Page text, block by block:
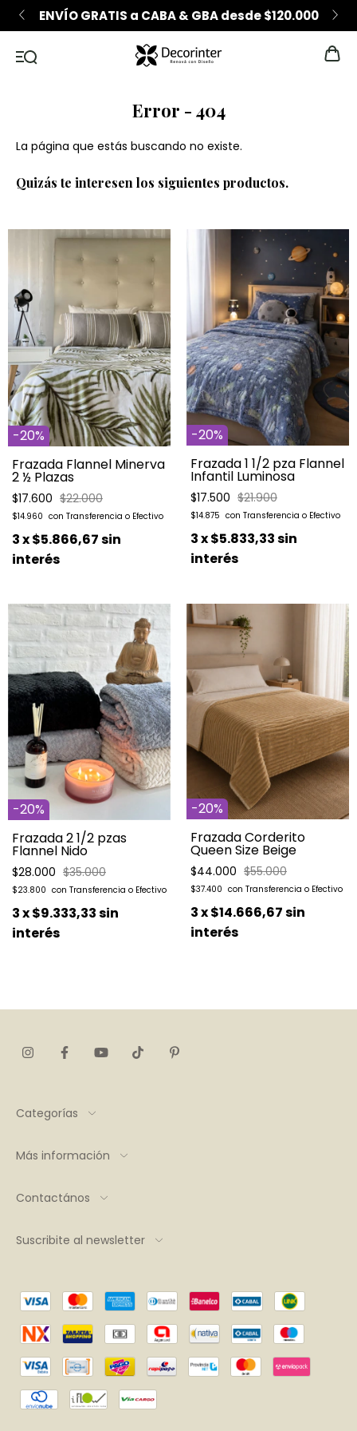
ENVÍO GRATIS a CABA & GBA desde $120.000
Error - 404
La página que estás buscando no existe.
Quizás te interesen los siguientes productos.
-20%
Frazada Flannel Minerva
2 ½ Plazas
$17.600 $22.000
$14.960
3x$5.866,67sin
interés
-20%
Frazada 1 1/2 pza Flannel
Infantil Luminosa
$17.500 $21.900
$14.875
3x$5.833,33sin
interés
-20%
Frazada 2 1/2 pzas
Flannel Nido
$28.000 $35.000
$23.800
3x$9.333,33sin
interés
-20%
Frazada Corderito
Queen Size Beige
$44.000 $55.000
$37.400
3x$14.666,67sin
interés
Categorías
Más información
Contactános
Suscribite al newsletter